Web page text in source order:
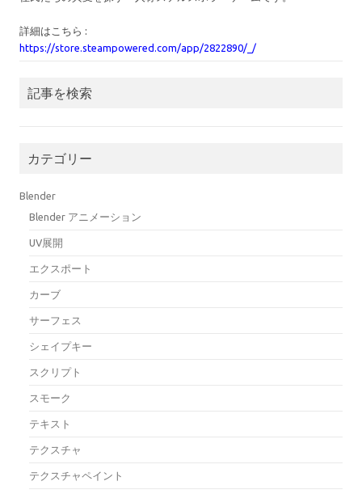
詳細はこちら :
https://store.steampowered.com/app/2822890/_/
記事を検索
カテゴリー
Blender
Blender アニメーション
UV展開
エクスポート
カーブ
サーフェス
シェイプキー
スクリプト
スモーク
テキスト
テクスチャ
テクスチャペイント